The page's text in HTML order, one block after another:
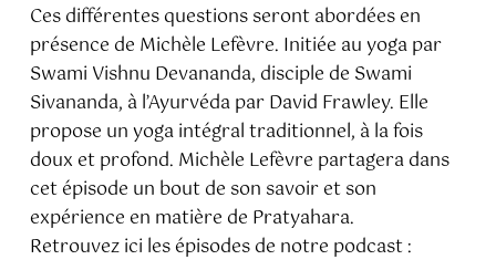
Ces différentes questions seront abordées en
présence de Michèle Lefèvre. Initiée au yoga par
Swami Vishnu Devananda, disciple de Swami
Sivananda, à l’Ayurvéda par David Frawley. Elle
propose un yoga intégral traditionnel, à la fois
doux et profond. Michèle Lefèvre partagera dans
cet épisode un bout de son savoir et son
expérience en matière de Pratyahara.
Retrouvez ici les épisodes de notre podcast :